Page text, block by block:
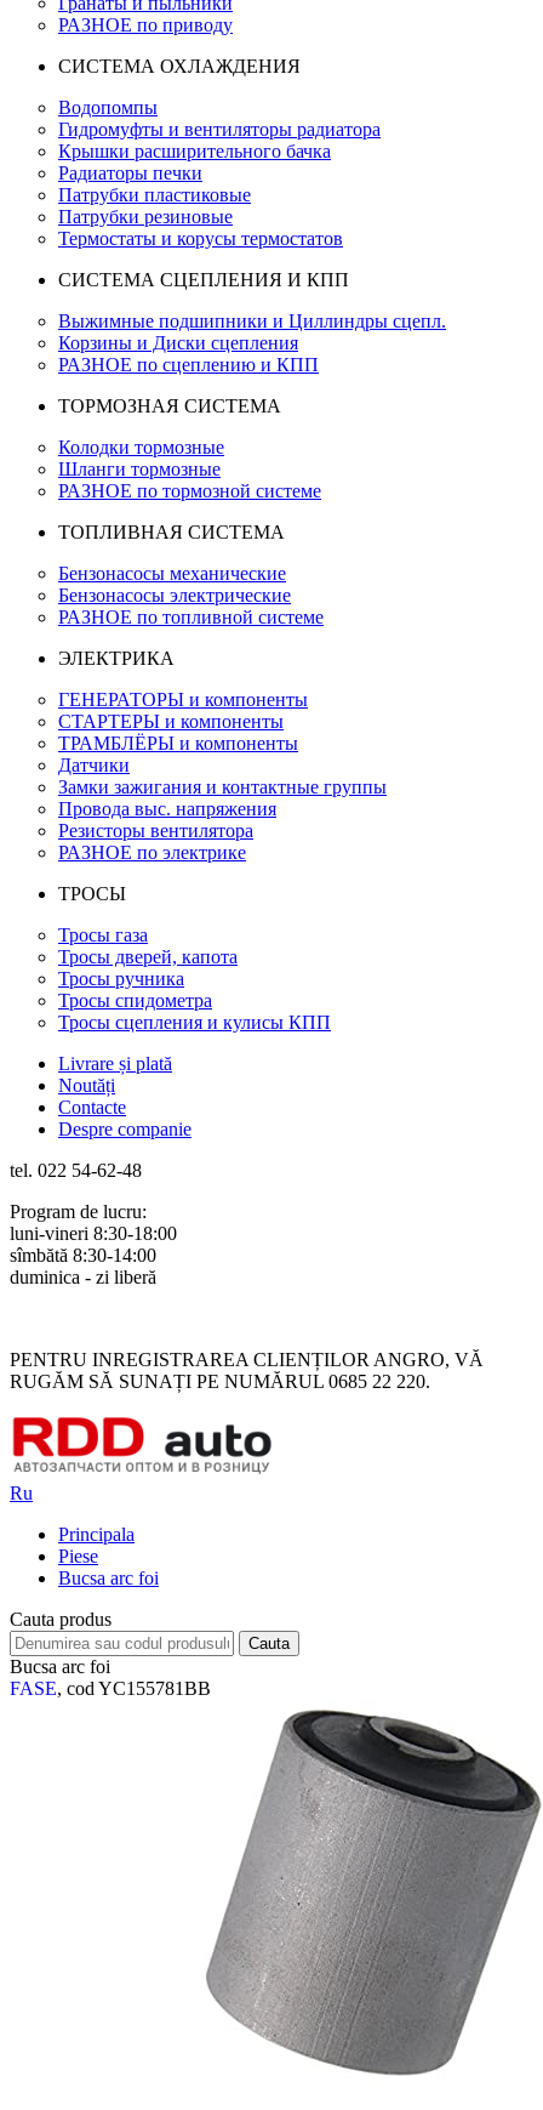
РАЗНОЕ по приводу
СИСТЕМА ОХЛАЖДЕНИЯ
Водопомпы
Гидромуфты и вентиляторы радиатора
Крышки расширительного бачка
Радиаторы печки
Патрубки пластиковые
Патрубки резиновые
Термостаты и корусы термостатов
СИСТЕМА СЦЕПЛЕНИЯ И КПП
Выжимные подшипники и Циллиндры сцепл.
Корзины и Диски сцепления
РАЗНОЕ по сцеплению и КПП
ТОРМОЗНАЯ СИСТЕМА
Колодки тормозные
Шланги тормозные
РАЗНОЕ по тормозной системе
ТОПЛИВНАЯ СИСТЕМА
Бензонасосы механические
Бензонасосы электрические
РАЗНОЕ по топливной системе
ЭЛЕКТРИКА
ГЕНЕРАТОРЫ и компоненты
СТАРТЕРЫ и компоненты
ТРАМБЛЁРЫ и компоненты
Датчики
Замки зажигания и контактные группы
Провода выс. напряжения
Резисторы вентилятора
РАЗНОЕ по электрике
ТРОСЫ
Тросы газа
Тросы дверей, капота
Тросы ручника
Тросы спидометра
Тросы сцепления и кулисы КПП
Livrare și plată
Noutăți
Contacte
Despre companie
tel. 022 54-62-48
Program de lucru:
luni-vineri 8:30-18:00
sîmbătă 8:30-14:00
duminica - zi liberă
PENTRU INREGISTRAREA CLIENȚILOR ANGRO, VĂ
RUGĂM SĂ SUNAȚI PE NUMĂRUL 0685 22 220.
Ru
Principala
Piese
Bucsa arc foi
Cauta produs
Bucsa arc foi
FASE, cod YC155781BB